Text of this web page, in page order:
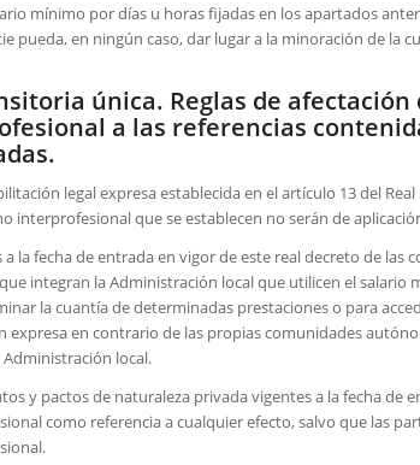
mínimo por días u horas fijadas en los apartados
pueda, en ningún caso, dar lugar a la minoración de la
única. Reglas de
a las referencias
legal expresa establecida en el artículo 13 del
interprofesional que se establecen no serán de
la fecha de entrada en vigor de este real decreto de las
integran la Administración local que utilicen el
la cuantía de determinadas prestaciones o para
expresa en contrario de las propias comunidades
local.
y pactos de naturaleza privada vigentes a la fecha de
como referencia a cualquier efecto, salvo que las